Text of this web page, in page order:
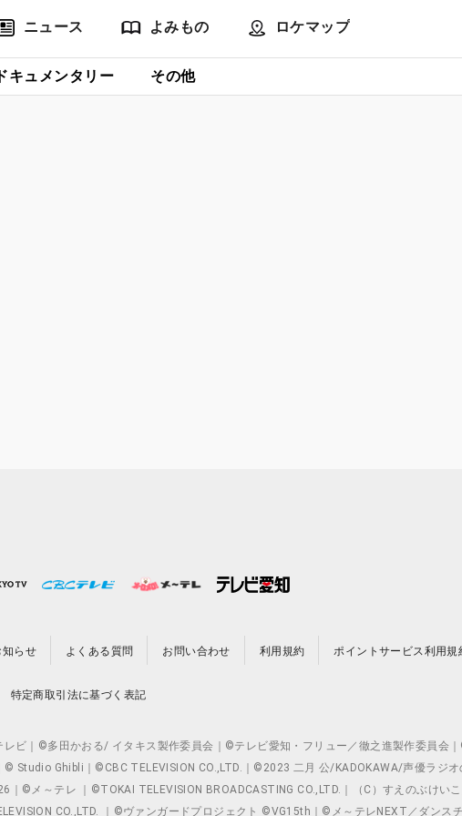
ニュース よみもの ロケマップ
キュメンタリー その他
知らせ よくある質問 お問い合わせ 利用規約 ポイントサービス利用規
特定商取引法に基づく表記
｜©多田かおる/ イタキス製作委員会｜©テレビ愛知・フリュー／徹之進製作委員会
Studio Ghibli｜©CBC TELEVISION CO.,LTD.｜©2023 二月 公/KADOKAWA/声優ラジ
メ～テレ ｜©TOKAI TELEVISION BROADCASTING CO.,LTD.｜（C）すえのぶけい
CO.,LTD. ｜©ヴァンガードプロジェクト ©VG15th｜©メ～テレNEXT／ダンス